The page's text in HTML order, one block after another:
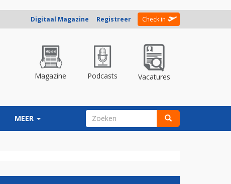
Digitaal Magazine Registreer Check in
Magazine Podcasts Vacatures
MEER ZOEKVELD